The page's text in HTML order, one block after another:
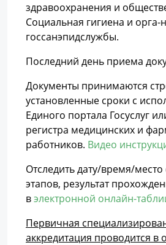
здравоохранения и
Социальная гигиена и орга-
госсанэпидслужбы.
Последний день приема
Документы принимаются
установленные сроки с
Единого портала Госуслуг
регистра медицинских и
работников. Видео
Отследить дату/время/
этапов, результат
вэлектронной онлайн-
Первичная
аккредитация проводится в